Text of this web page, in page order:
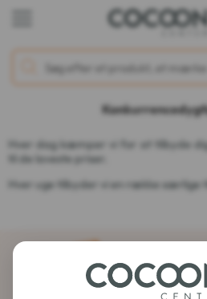
Hver dag kæmper vi for at tilbyde
til de laveste priser.
Hver uge tilbyder vi en række særlige